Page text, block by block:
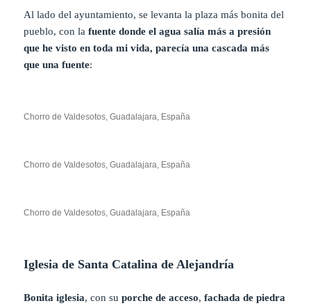
Al lado del ayuntamiento, se levanta la plaza más bonita del
pueblo, con lafuente donde el agua salía más a presión
que he visto en toda mi vida, parecía una cascada más
que una fuente:
Chorro de Valdesotos, Guadalajara, España
Chorro de Valdesotos, Guadalajara, España
Chorro de Valdesotos, Guadalajara, España
Iglesia de Santa Catalina de Alejandría
Bonita iglesia, con su porche de acceso,fachada de piedra